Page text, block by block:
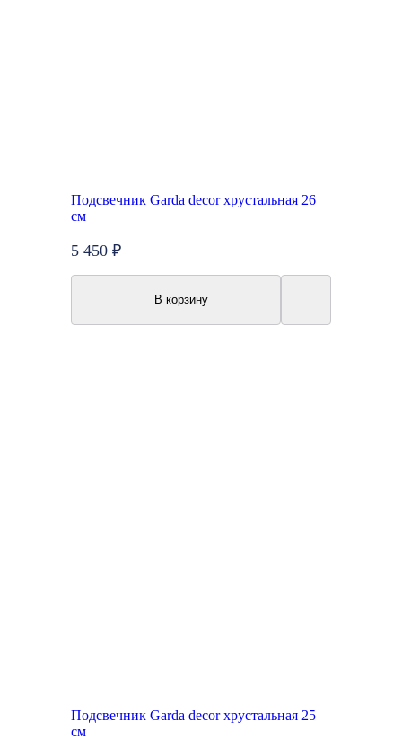
Подсвечник Garda decor хрустальная 26
см
5 450 ₽
В корзину
Подсвечник Garda decor хрустальная 25
см